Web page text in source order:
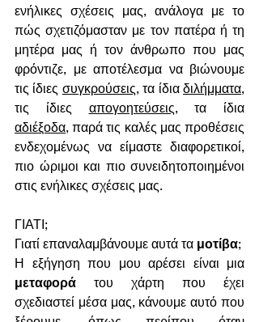
ενήλικες σχέσεις μας, ανάλογα με το
πώς σχετιζόμασταν με τον πατέρα ή τη
μητέρα μας ή τον άνθρωπο που μας
φρόντιζε, με αποτέλεσμα να βιώνουμε
τις ίδιες συγκρούσεις, τα ίδια διλήμματα,
τις ίδιες απογοητεύσεις
αδιέξοδα, παρά τις καλές μας προθέσεις
ενδεχομένως να είμαστε διαφορετικοί,
πιο ώριμοι και πιο συνειδητοποιημένοι
στις ενήλικες σχέσεις μας.
ΓΙΑΤΙ;
Γιατί επαναλαμβάνουμε αυτά τα μοτίβα;
μεταφορά του χάρτη που έχει
σχεδιαστεί μέσα μας, κάνουμε αυτό που